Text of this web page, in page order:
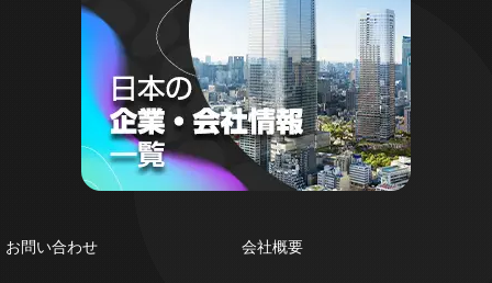
お問い合わせ 会社概要